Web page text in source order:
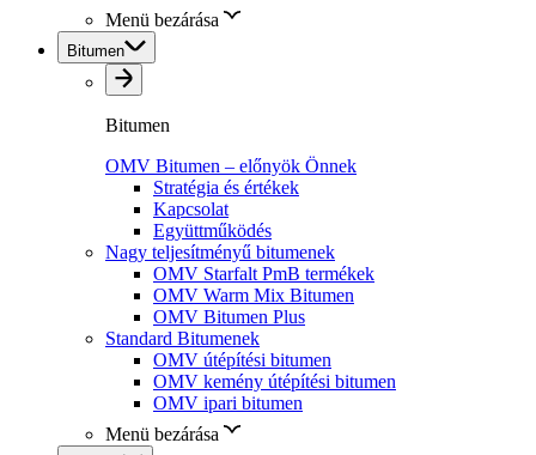
Menü bezárása
Bitumen
Bitumen
OMV Bitumen – előnyök Önnek
Stratégia és értékek
Kapcsolat
Együttműködés
Nagy teljesítményű bitumenek
OMV Starfalt PmB termékek
OMV Warm Mix Bitumen
OMV Bitumen Plus
Standard Bitumenek
OMV útépítési bitumen
OMV kemény útépítési bitumen
OMV ipari bitumen
Menü bezárása